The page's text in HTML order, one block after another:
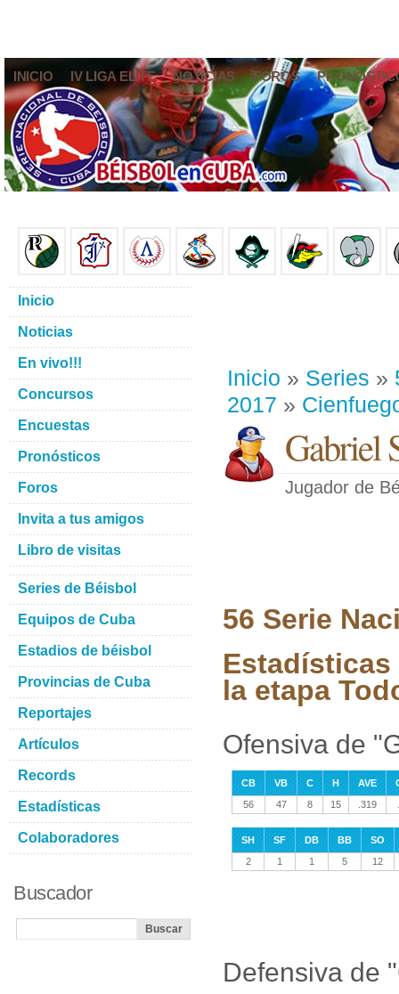
INICIO IV LIGA ELITE NOTICIAS FOROS
Inicio » Series »
2017 »
Gabriel
Jugador de
56 Serie
Estadísticas
la etapa
Ofensiva de
CB VB C H AVE
56
47 8 15 .319
SH SF DB BB
SO
2
1 1 5 12
Defensiva de
Inicio
Noticias
En vivo!!!
Concursos
Encuestas
Pronósticos
Foros
Invita a tus amigos
Libro de visitas
Series de Béisbol
Equipos de Cuba
Estadios de béisbol
Provincias de Cuba
Reportajes
Artículos
Records
Estadísticas
Colaboradores
Buscador